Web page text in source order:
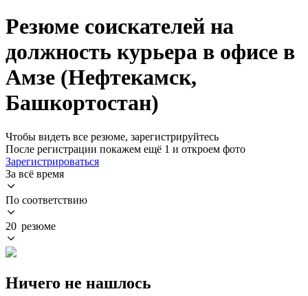
Резюме соискателей на
должность курьера в офисе в
Амзе (Нефтекамск,
Башкортостан)
Чтобы видеть все резюме, зарегистрируйтесь
После регистрации покажем ещё 1 и откроем фото
Зарегистрироваться
За всё время
По соответствию
20 резюме
Ничего не нашлось